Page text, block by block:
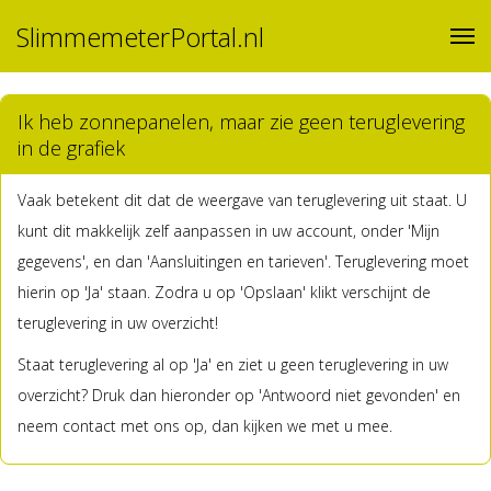
SlimmemeterPortal.nl
Ik heb zonnepanelen, maar zie geen teruglevering
in de grafiek
Vaak betekent dit dat de weergave van teruglevering uit staat. U
kunt dit makkelijk zelf aanpassen in uw account, onder 'Mijn
gegevens', en dan 'Aansluitingen en tarieven'. Teruglevering moet
hierin op 'Ja' staan. Zodra u op 'Opslaan' klikt verschijnt de
teruglevering in uw overzicht!
Staat teruglevering al op 'Ja' en ziet u geen teruglevering in uw
overzicht? Druk dan hieronder op 'Antwoord niet gevonden' en
neem contact met ons op, dan kijken we met u mee.